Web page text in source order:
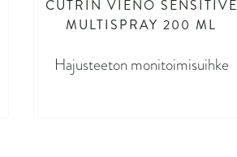
CUTRIN VIENO SENSITIVE
MULTISPRAY 200 ML
Hajusteeton monitoimisuihke